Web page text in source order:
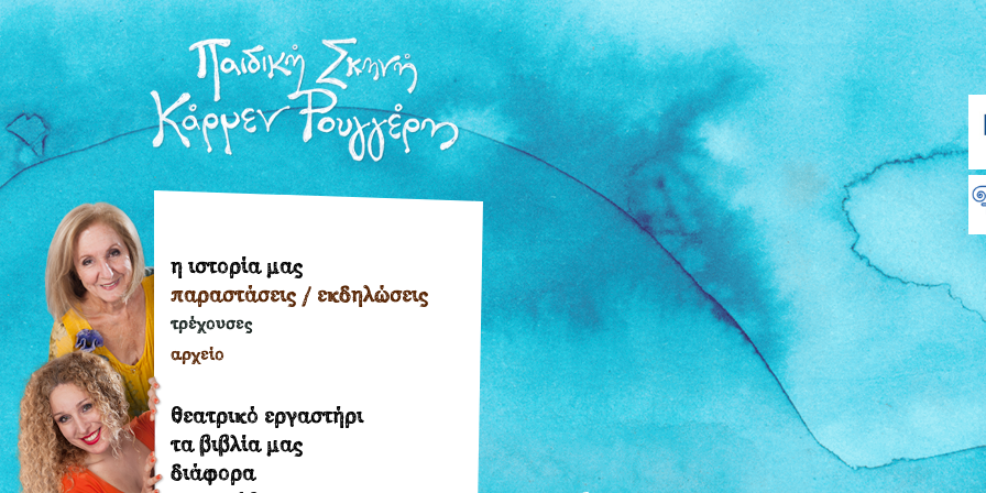
η ιστορία μας
παραστάσεις / εκδηλώσεις
τρέχουσες
αρχείο
θεατρικό εργαστήρι
τα βιβλία μας
διάφορα
η
ιστορία
μας
παραστάσεις
/
εκδηλώσεις
τρέχουσες
αρχείο